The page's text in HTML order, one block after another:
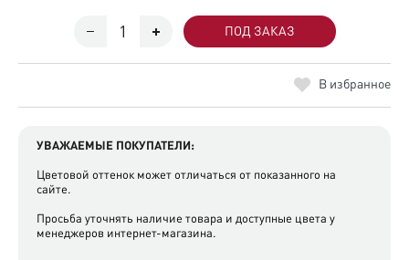
ПОД ЗАКАЗ
В избранное
УВАЖАЕМЫЕ ПОКУПАТЕЛИ:
Цветовой оттенок может отличаться от показанного на
сайте.
Просьба уточнять наличие товара и доступные цвета у
менеджеров интернет-магазина.